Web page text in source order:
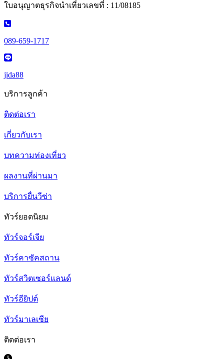
ใบอนุญาตธุรกิจนำเที่ยวเลขที่ : 11/08185
089-659-1717
jida88
บริการลูกค้า
ติดต่อเรา
เกี่ยวกับเรา
บทความท่องเที่ยว
ผลงานที่ผ่านมา
บริการยื่นวีซ่า
ทัวร์ยอดนิยม
ทัวร์จอร์เจีย
ทัวร์คาซัคสถาน
ทัวร์สวิตเซอร์แลนด์
ทัวร์อียิปต์
ทัวร์มาเลเซีย
ติดต่อเรา